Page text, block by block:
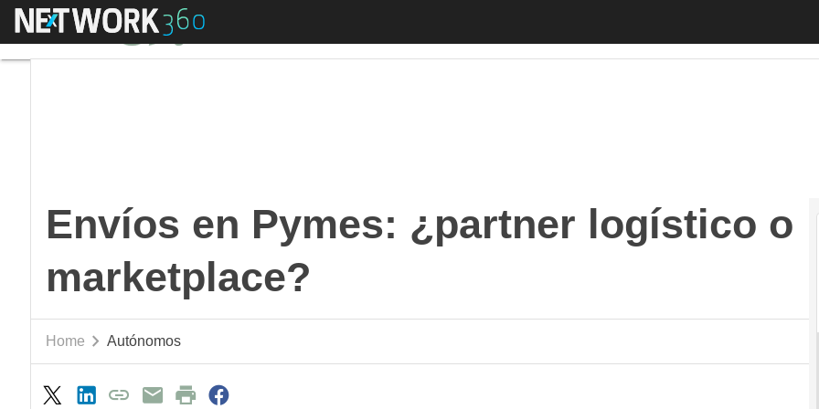
Menú
Envíos en Pymes: ¿partner logístico o
marketplace?
Home Autónomos